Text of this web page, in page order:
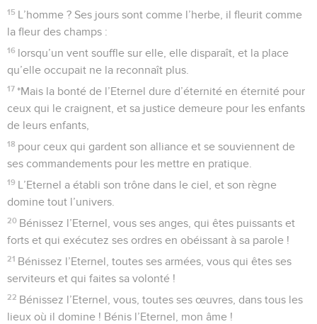
15 L’homme ? Ses jours sont comme l’herbe, il fleurit comme
la fleur des champs :
16 lorsqu’un vent souffle sur elle, elle disparaît, et la place
qu’elle occupait ne la reconnaît plus.
17 *Mais la bonté de l’Eternel dure d’éternité en éternité pour
ceux qui le craignent, et sa justice demeure pour les enfants
de leurs enfants,
18 pour ceux qui gardent son alliance et se souviennent de
ses commandements pour les mettre en pratique.
19 L’Eternel a établi son trône dans le ciel, et son règne
domine tout l’univers.
20 Bénissez l’Eternel, vous ses anges, qui êtes puissants et
forts et qui exécutez ses ordres en obéissant à sa parole !
21 Bénissez l’Eternel, toutes ses armées, vous qui êtes ses
serviteurs et qui faites sa volonté !
22 Bénissez l’Eternel, vous, toutes ses œuvres, dans tous les
lieux où il domine ! Bénis l’Eternel, mon âme !